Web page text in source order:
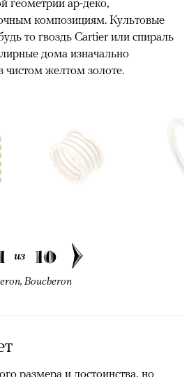
геометрии ар-деко,
композициям. Культовые
то гвоздь Cartier или спираль
дома изначально
желтом золоте.
из 10
Boucheron
размера и достоинства, но